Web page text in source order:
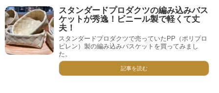
スタンダードプロダクツの編み込みバス
ケットが秀逸！ビニール製で軽くて丈
夫！
スタンダードプロダクツで売っていたPP（ポリプロ
ピレン）製の編み込みバスケットを買ってみまし
た。
記事を読む